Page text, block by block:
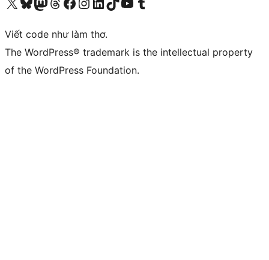
Viết code như làm thơ.
The WordPress® trademark is the intellectual property
of the WordPress Foundation.